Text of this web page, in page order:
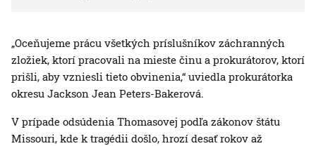
„Oceňujeme prácu všetkých príslušníkov záchranných
zložiek, ktorí pracovali na mieste činu a prokurátorov, ktorí
prišli, aby vzniesli tieto obvinenia,“ uviedla prokurátorka
okresu Jackson Jean Peters-Bakerová.
V prípade odsúdenia Thomasovej podľa zákonov štátu
Missouri, kde k tragédii došlo, hrozí desať rokov až